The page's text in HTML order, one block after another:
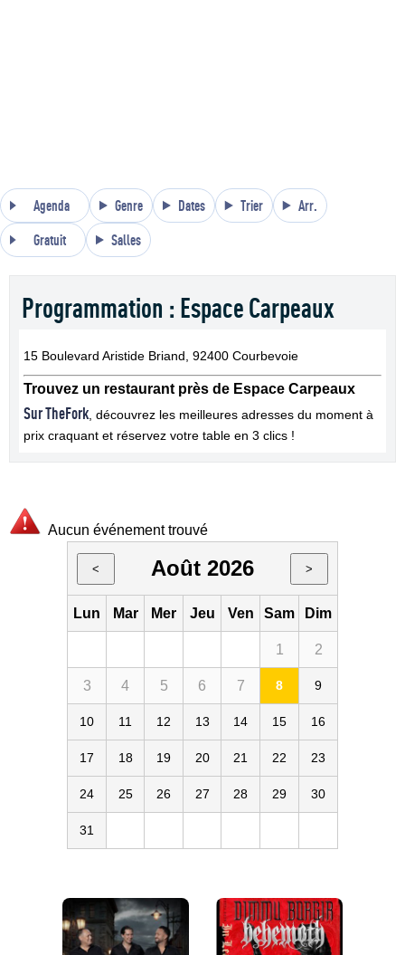
Agenda Genre Dates Trier Arr.
Gratuit Salles
Programmation : Espace Carpeaux
15 Boulevard Aristide Briand, 92400 Courbevoie
Trouvez un restaurant près de Espace Carpeaux
Sur TheFork , découvrez les meilleures adresses du moment à
prix craquant et réservez votre table en 3 clics !
Aucun événement trouvé
< Août 2026 >
Lun Mar Mer Jeu Ven Sam Dim
1 2
3 4 5 6 7 8 9
10 11 12 13 14 15 16
17 18 19 20 21 22 23
24 25 26 27 28 29 30
31